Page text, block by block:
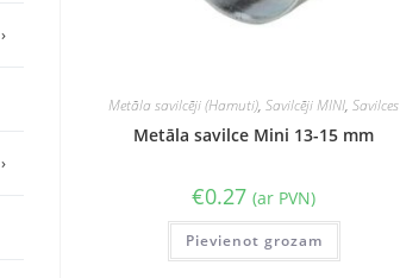
Metāla savilcēji (Hamuti),Savilcēji MINI,Savilces
Metāla savilce Mini 13-15 mm
€0.27 (ar PVN)
Pievienot grozam
›
›